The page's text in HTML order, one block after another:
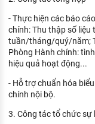
- Thực hiện các báo
chính: Thu thập số liệu
tuần/tháng/quý/năm;
Phòng Hành chính:
hiệu quả hoạt động...
- Hỗ trợ chuẩn hóa
chính nội bộ.
3. Công tác tổ chức sự